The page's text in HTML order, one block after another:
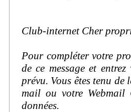
Club-internet Cher
Pour compléter votre
de ce message et
prévu. Vous êtes tenu
mail ou votre Webmail
données.